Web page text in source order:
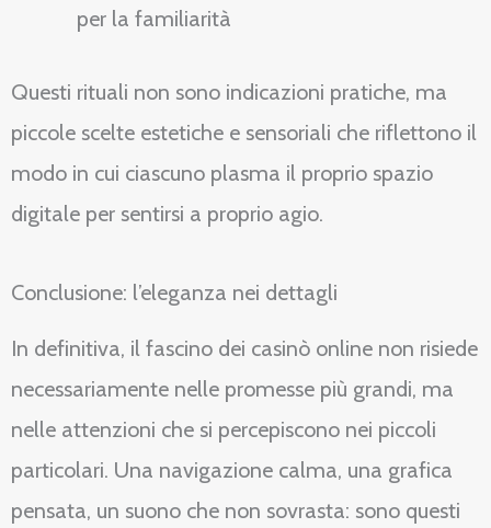
per la familiarità
Questi rituali non sono indicazioni pratiche, ma
piccole scelte estetiche e sensoriali che riflettono il
modo in cui ciascuno plasma il proprio spazio
digitale per sentirsi a proprio agio.
Conclusione: l’eleganza nei dettagli
In definitiva, il fascino dei casinò online non risiede
necessariamente nelle promesse più grandi, ma
nelle attenzioni che si percepiscono nei piccoli
particolari. Una navigazione calma, una grafica
pensata, un suono che non sovrasta: sono questi